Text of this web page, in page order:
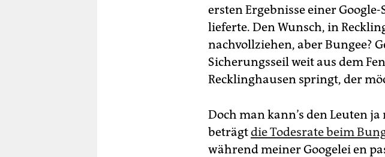
ersten Ergebnisse einer
lieferte. Den Wunsch, in
nachvollziehen, aber Bungee?
Sicherungsseil weit aus dem
Recklinghausen springt, der
Doch man kann’s den Leuten
beträgtdie Todesrate beim
während meiner Googelei en